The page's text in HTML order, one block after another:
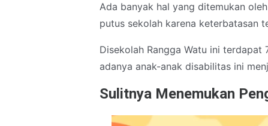
Ada banyak hal yang ditemukan
putus sekolah karena keterbatasan
Disekolah Rangga Watu ini terdapat
adanya anak-anak disabilitas ini
Sulitnya Menemukan